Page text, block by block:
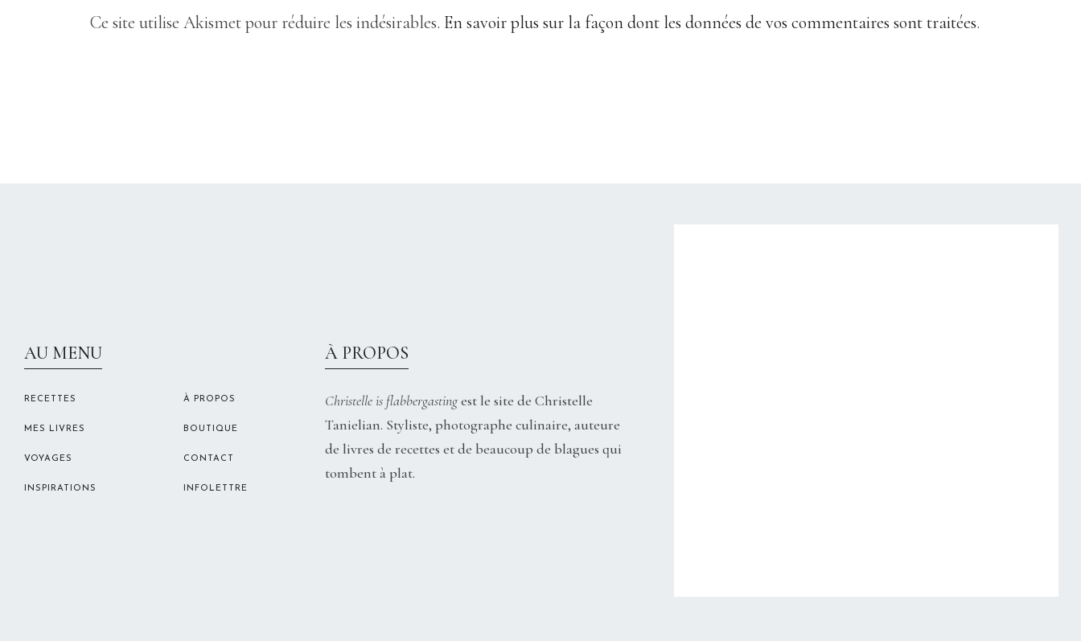
Ce site utilise Akismet pour réduire les indésirables. En savoir plus sur la façon dont les données de vos commentaires sont traitées.
AU MENU
RECETTES
MES LIVRES
VOYAGES
INSPIRATIONS
À PROPOS
BOUTIQUE
CONTACT
INFOLETTRE
À PROPOS
Christelle is flabbergastingest le site de Christelle
Tanielian. Styliste, photographe culinaire, auteure
de livres de recettes et de beaucoup de blagues qui
tombent à plat.